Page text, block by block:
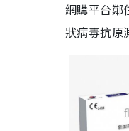
網購平台鄰
狀病毒抗原